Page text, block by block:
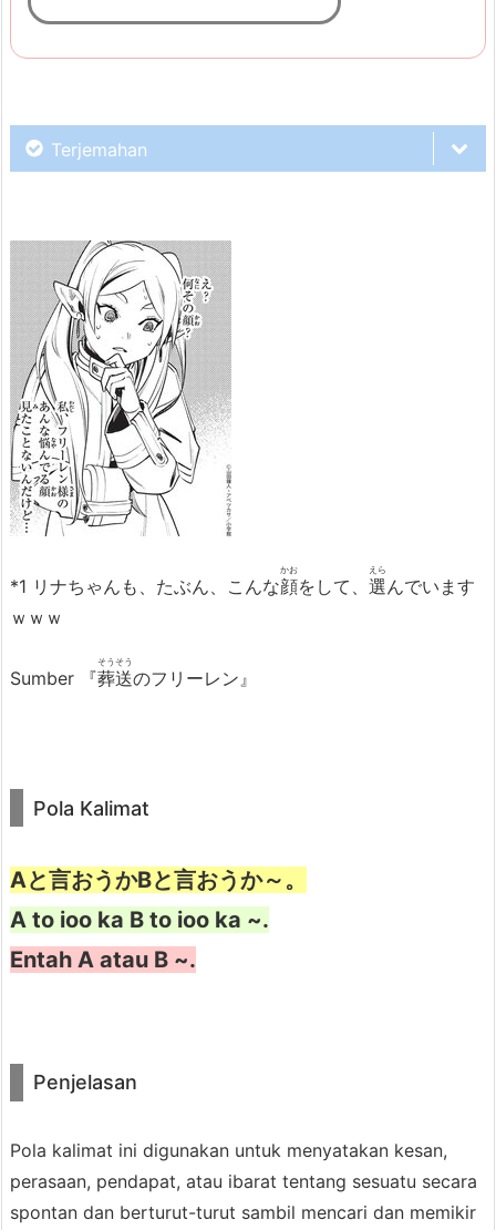
Terjemahan
Hmm...
Hmm... Tunggu bentar.
Rina, tapi, di belakang udah banyak
Kalau gitu, 3 topping aja sekalian.
*1 リナちゃんも、たぶん、こんな顔
かお
をして、 選
えら
んでいます
ｗｗｗ
Sumber 『葬送
そうそう
のフリーレン』
Pola Kalimat
Aと言おうかBと言おうか～。
A to ioo ka B to ioo ka ~.
Entah A atau B ~.
Penjelasan
Pola kalimat ini digunakan untuk menyatakan kesan,
perasaan, pendapat, atau ibarat tentang sesuatu secara
spontan dan berturut-turut sambil mencari dan memikir